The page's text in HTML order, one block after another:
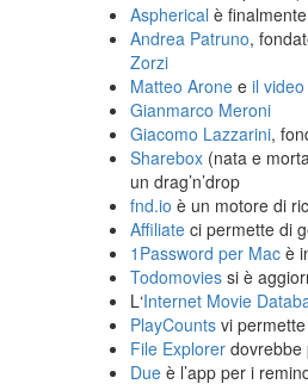
Aspherical è
Andrea Patruno,
Zorzi
Matteo Arone e il
Gianmarco Meroni
Giacomo Lazzarini,
Sharebox (nata e
un drag’n’drop
fnd.io è un motore di
Affiliate ci permette di
1Password per Mac è
Todomovies si è
L‘Internet Movie
PlayCounts vi
File Explorer dovrebbe
Due è l’app per i